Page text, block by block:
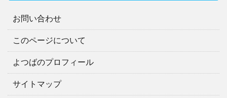
お問い合わせ
このページについて
よつばのプロフィール
サイトマップ